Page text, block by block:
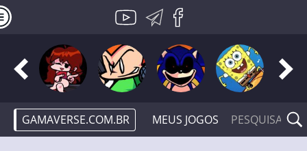
GAMAVERSE.COM.BR MEUS JOGOS